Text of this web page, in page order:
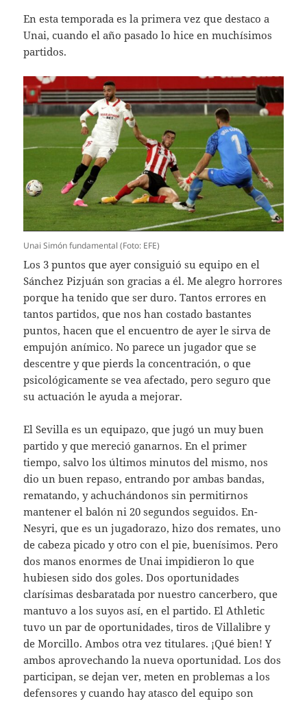
En esta temporada es la primera vez que destaco a
Unai, cuando el año pasado lo hice en muchísimos
partidos.
Unai Simón fundamental (Foto: EFE)
Los 3 puntos que ayer consiguió su equipo en el
Sánchez Pizjuán son gracias a él. Me alegro horrores
porque ha tenido que ser duro. Tantos errores en
tantos partidos, que nos han costado bastantes
puntos, hacen que el encuentro de ayer le sirva de
empujón anímico. No parece un jugador que se
descentre y que pierds la concentración, o que
psicológicamente se vea afectado, pero seguro que
su actuación le ayuda a mejorar.
El Sevilla es un equipazo, que jugó un muy buen
partido y que mereció ganarnos. En el primer
tiempo, salvo los últimos minutos del mismo, nos
dio un buen repaso, entrando por ambas bandas,
rematando, y achuchándonos sin permitirnos
mantener el balón ni 20 segundos seguidos. En-
Nesyri, que es un jugadorazo, hizo dos remates, uno
de cabeza picado y otro con el pie, buenísimos. Pero
dos manos enormes de Unai impidieron lo que
hubiesen sido dos goles. Dos oportunidades
clarísimas desbaratada por nuestro cancerbero, que
mantuvo a los suyos así, en el partido. El Athletic
tuvo un par de oportunidades, tiros de Villalibre y
de Morcillo. Ambos otra vez titulares. ¡Qué bien! Y
ambos aprovechando la nueva oportunidad. Los dos
participan, se dejan ver, meten en problemas a los
defensores y cuando hay atasco del equipo son